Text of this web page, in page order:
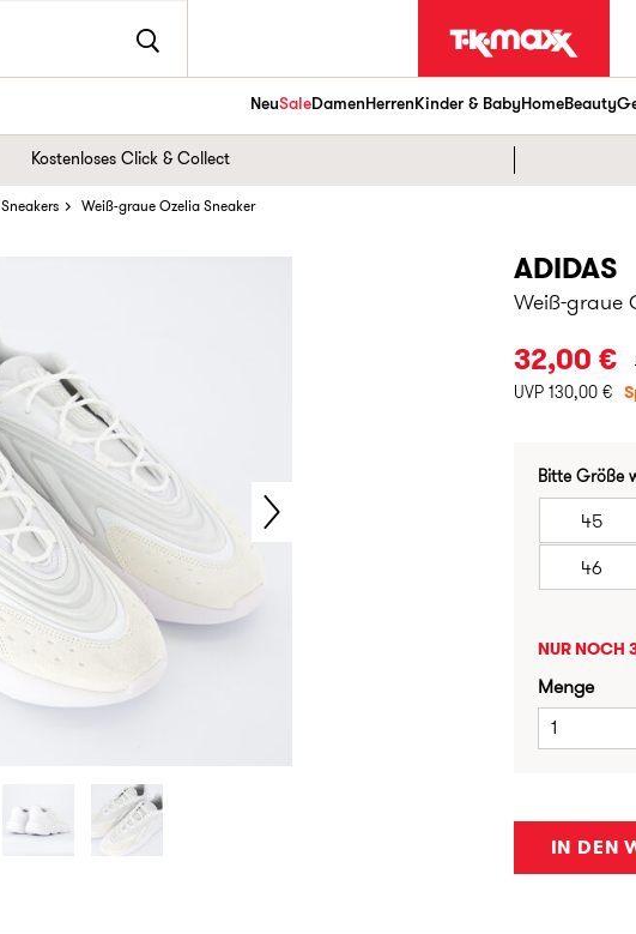
NeuSaleDamenHerrenKinder & BabyHomeBeauty
Kostenloses Click & Collect
Sneakers Weiß-graue Ozelia Sneaker
ADIDAS
Weiß-graue
32,00 €
UVP 130,00 €
Bitte Größe
45
46
NUR NOCH
Menge
1
IN DEN